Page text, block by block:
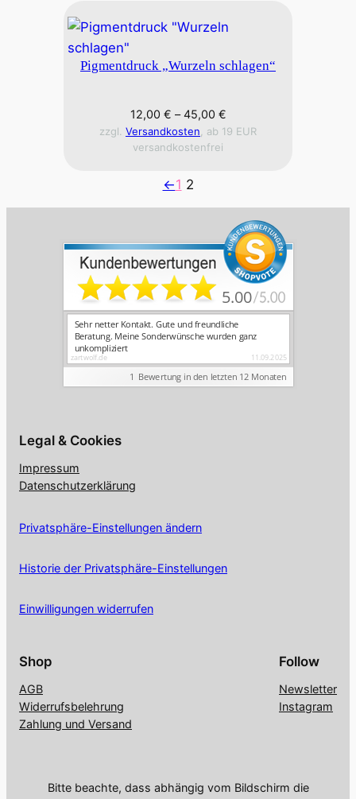
Pigmentdruck „Wurzeln schlagen“
12,00 € –45,00 €
zzgl. Versandkosten , ab 19 EUR
versandkostenfrei
<-1 2
Legal & Cookies
Impressum
Datenschutzerklärung
Privatsphäre-Einstellungen ändern
Historie der Privatsphäre-Einstellungen
Einwilligungen widerrufen
Shop
AGB
Widerrufsbelehrung
Zahlung und Versand
Follow
Newsletter
Instagram
Bitte beachte, dass abhängig vom Bildschirm die